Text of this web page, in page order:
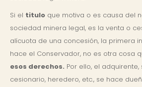
Si el titulo que motiva o es causa del
sociedad minera legal, es la venta o
alícuota de una concesión, la primera
hace el Conservador, no es otra cosa
esos derechos. Por ello, el
cesionario, heredero, etc., se hace